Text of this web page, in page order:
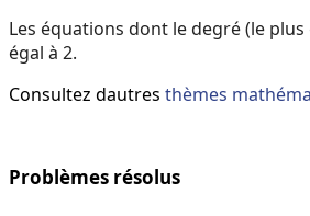
Les équations dont le degré (le
égal à 2.
Consultez dautres thèmes
Problèmes résolus